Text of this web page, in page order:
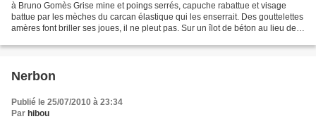
à Bruno Gomès Grise mine et poings serrés, capuche rabattue et visage
battue par les mèches du carcan élastique qui les enserrait. Des gouttelettes
amères font briller ses joues, il ne pleut pas. Sur un îlot de béton au lieu des
Nerbon
Publié le 25/07/2010 à 23:34
Par hibou